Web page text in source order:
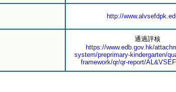
http://
通過評核
https://www.edb.gov.hk/
system/preprimary-kindergarten/
framework/qr/qr-report/